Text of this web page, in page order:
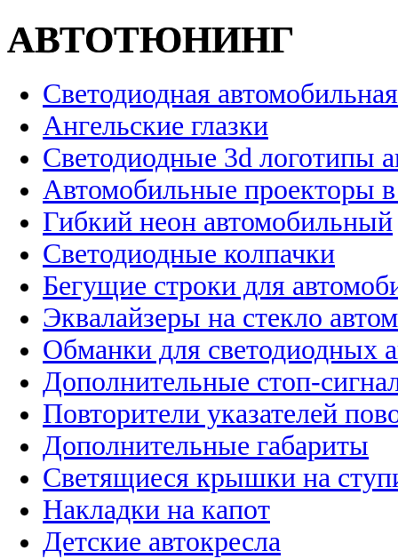
АВТОТЮНИНГ
Светодиодная
Ангельские глазки
Светодиодные 3d логотипы
Автомобильные проекторы
Гибкий неон автомобильный
Светодиодные колпачки
Бегущие строки для
Эквалайзеры на стекло
Обманки для светодиодных
Дополнительные стоп-
Повторители указателей
Дополнительные габариты
Светящиеся крышки на
Накладки на капот
Детские автокресла